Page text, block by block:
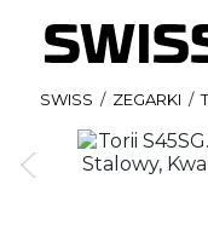
SWISS / ZEGARKI /